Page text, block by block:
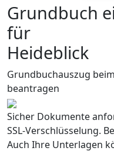
Grundbuch
für
Heideblick
Grundbuchauszug
beantragen
Sicher Dokumente
SSL-Verschlüsselung.
Auch Ihre Unterlagen